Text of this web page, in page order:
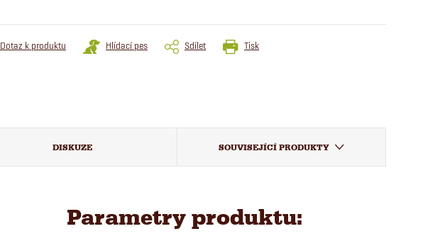
Tisk
Dotaz k produktu Hlídací pes Sdílet
DISKUZE SOUVISEJÍCÍ PRODUKTY
Parametry produktu: